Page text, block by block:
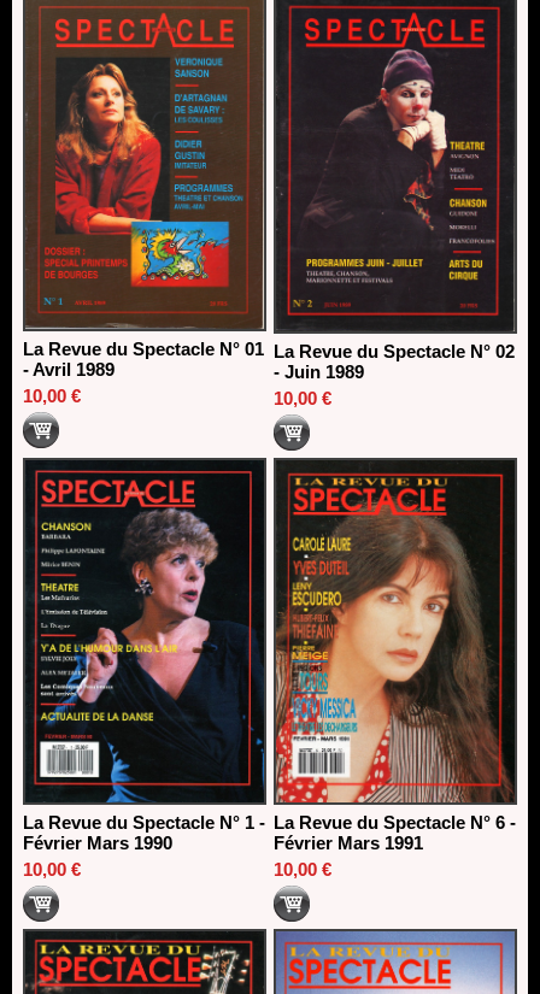
13/06/2026
Dispositif SACD Auteurs d'espaces : les lauréats 2026
La Revue du Spectacle N° 01
- Avril 1989
10,00 €
La Revue du Spectacle N° 02
- Juin 1989
10,00 €
La Revue du Spectacle N° 1 -
Février Mars 1990
10,00 €
La Revue du Spectacle N° 6 -
Février Mars 1991
10,00 €